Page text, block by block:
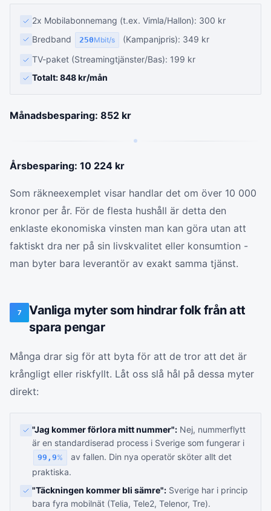
2x Mobilabonnemang (t.ex. Vimla/Hallon): 300 kr
Bredband
250Mbit/s
(Kampanjpris): 349 kr
TV-paket (Streamingtjänster/Bas): 199 kr
Totalt: 848 kr/mån
Månadsbesparing: 852 kr
Årsbesparing: 10 224 kr
Som räkneexemplet visar handlar det om över 10 000
kronor per år. För de flesta hushåll är detta den
enklaste ekonomiska vinsten man kan göra utan att
faktiskt dra ner på sin livskvalitet eller konsumtion -
man byter bara leverantör av exakt samma tjänst.
7
Vanliga myter som hindrar folk från att
spara pengar
Många drar sig för att byta för att de tror att det är
krångligt eller riskfyllt. Låt oss slå hål på dessa myter
direkt:
"Jag kommer förlora mitt nummer": Nej, nummerflytt
är en standardiserad process i Sverige som fungerar i
99,9%
av fallen. Din nya operatör sköter allt det
praktiska.
"Täckningen kommer bli sämre": Sverige har i princip
bara fyra mobilnät (Telia, Tele2, Telenor, Tre).